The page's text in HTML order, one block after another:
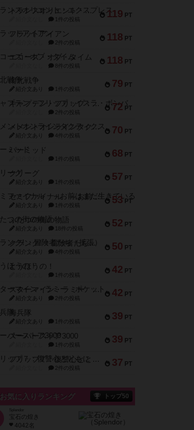
119 PT
トランスオリエント・エクスプレス
1件の投稿
118 PT
フラットアイアン
2件の投稿
118 PT
エコーズ・オブ・タイム
8件の投稿
79 PT
南北戦争
紹介文あり 1件の投稿
72 PT
キャプテン・フリップ：イスラ・ボンバ
2件の投稿
70 PT
メメントオンラインタクティクス
紹介文あり 4件の投稿
68 PT
パーミッド
1件の投稿
57 PT
クリーグ
紹介文あり 1件の投稿
53 PT
セミファイナル ～お前はまだ生きている～
紹介文あり 1件の投稿
52 PT
ふたつの街の物語
紹介文あり 18件の投稿
50 PT
クランク! ：冒険者たち（拡張）
紹介文あり 4件の投稿
42 PT
とうほうの！
1件の投稿
42 PT
スターマイン・ラミー ポケット
紹介文あり 2件の投稿
39 PT
海兵隊
紹介文あり 1件の投稿
39 PT
スーパーストア3000
1件の投稿
37 PT
フリップ７：復讐心とともに
2件の投稿
お気に入りランキング トップ50
宝石の煌き
4042名